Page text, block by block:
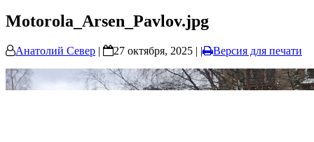
Motorola_Arsen_Pavlov.jpg
Анатолий Север | 27 октября, 2025 | | Версия для печати